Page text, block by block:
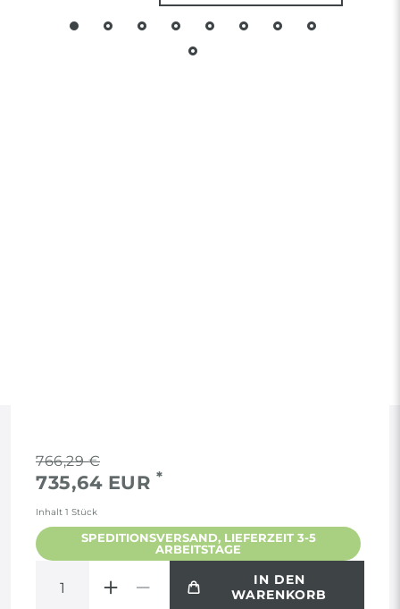
766,29 €
735,64 EUR *
Inhalt 1 Stück
SPEDITIONSVERSAND, LIEFERZEIT 3-5
ARBEITSTAGE
IN DEN
WARENKORB
RECHTLICHES
AGB
WIDERRUF
VERTRAG WIDERRUFEN